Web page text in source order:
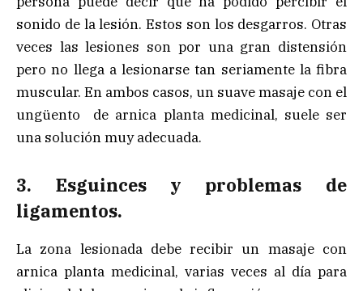
sonido de la lesión. Estos son los desgarros. Otras
veces las lesiones son por una gran distensión
pero no llega a lesionarse tan seriamente la fibra
muscular. En ambos casos, un suave masaje con el
ungüento de arnica planta medicinal, suele ser
una solución muy adecuada.
3. Esguinces y problemas de
ligamentos.
La zona lesionada debe recibir un masaje con
arnica planta medicinal, varias veces al día para